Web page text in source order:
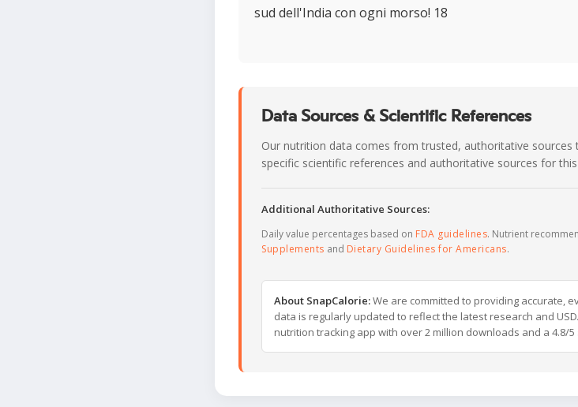
sud dell'India con ogni morso! 18
Data Sources & Scientific References
Our nutrition data comes from trusted, authoritative sources
specific scientific references and authoritative sources for
Additional Authoritative Sources:
Daily value percentages based on FDA guidelines. Nutrient
Supplements and Dietary Guidelines for Americans.
About SnapCalorie:We are committed to providing accurate,
data is regularly updated to reflect the latest research and
nutrition tracking app with over 2 million downloads and a 4.8/5